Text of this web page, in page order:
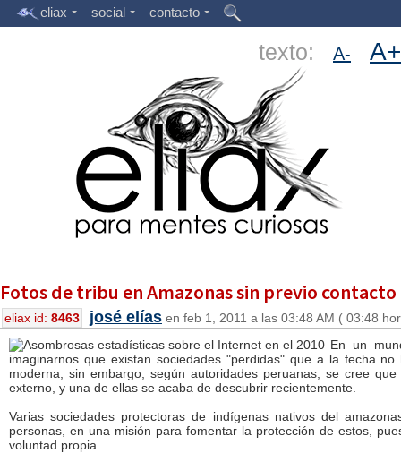
eliax social contacto
texto: A- A+
Fotos de tribu en Amazonas sin previo
eliax id: 8463 josé elías en feb 1, 2011 a las 03:48 AM ( 03:48
En un
imaginarnos que existan sociedades "perdidas" que a la fecha
moderna, sin embargo, según autoridades peruanas, se cree
externo, y una de ellas se acaba de descubrir recientemente.
Varias sociedades protectoras de indígenas nativos del
personas, en una misión para fomentar la protección de estos,
voluntad propia.